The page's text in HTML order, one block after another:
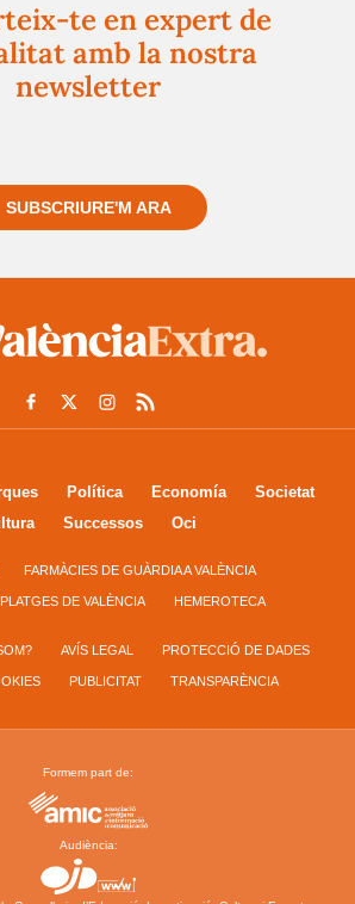
te en expert de
amb la nostra
newsletter
SUBSCRIURE'M ARA
Política Economía
Societat
Successos Oci
FARMÀCIES DE GUÀRDIA A VALÈNCIA
DE VALÈNCIA HEMEROTECA
AVÍS LEGAL PROTECCIÓ DE DADES
PUBLICITAT TRANSPARÈNCIA
Formem part de:
Audiència: